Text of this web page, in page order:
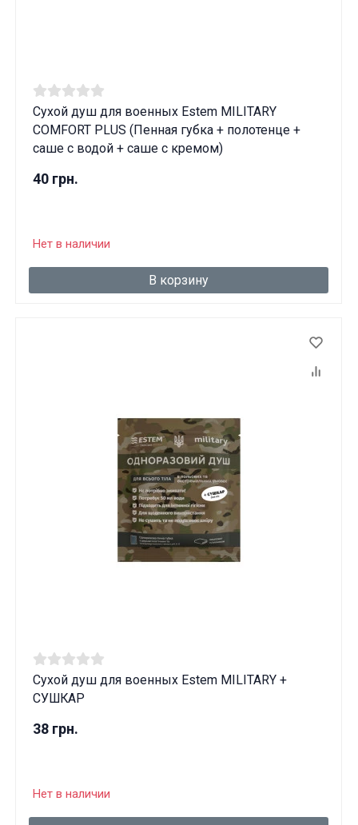
Сухой душ для военных Estem MILITARY
COMFORT PLUS (Пенная губка + полотенце +
саше с водой + саше с кремом)
40 грн.
Нет в наличии
В корзину
Сухой душ для военных Estem MILITARY +
СУШКАР
38 грн.
Нет в наличии
достигшим 18 лет!